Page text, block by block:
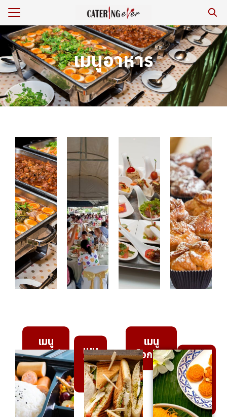
าร/รีวิว
รา
ยสิ่งแวดล้อม
เมนูอาหาร
เมนู
บุฟเฟ่ต์
เมนู
โต๊ะ
จีน
เมนู
ค็อกเทล
เมนู
คอฟ
ฟี่
เบรค